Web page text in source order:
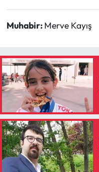
Muhabir: Merve Kayış